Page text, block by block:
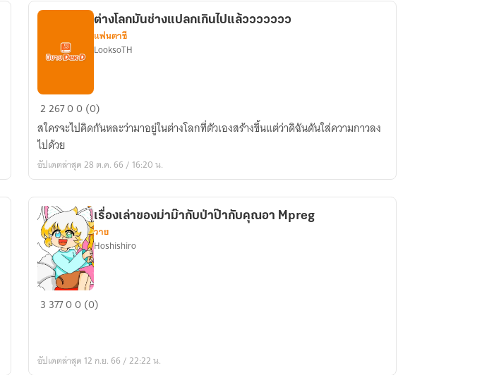
แค่
ทาง
เท่านั้น
ต่าง
โลก
มัน
ช่าง
แปลก
ไป
แล้ว
วววววว
ต่างโลกมันช่างแปลกเกินไปแล้ววววววว
แฟนตาซี
LooksoTH
226700 (0)
สใครจะไปคิดกันหละว่ามาอยู่ในต่างโลกที่ตัวเองสร้างขึ้นแต่ว่าดิฉันดันใส่ความกาวลง
ไปด้วย
อัปเดตล่าสุด 28 ต.ค. 66 / 16:20 น.
เรื่อง
กับ
เรื่องเล่าของม่าม๊ากับป่าป๊ากับคุณอา Mpreg
วาย
Hoshishiro
3 37700 (0)
อัปเดตล่าสุด 12 ก.ย. 66 / 22:22 น.